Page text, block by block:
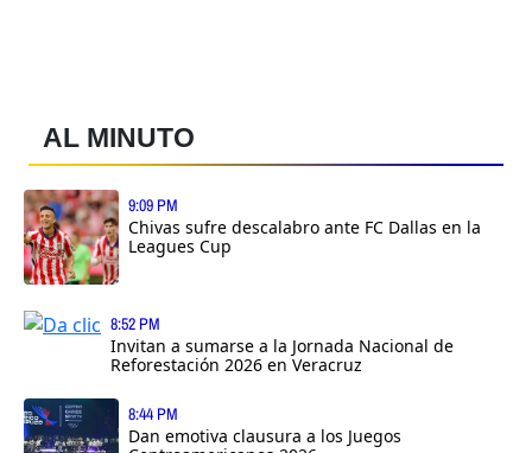
AL MINUTO
9:09 PM
Chivas sufre descalabro ante FC Dallas en la
Leagues Cup
8:52 PM
Invitan a sumarse a la Jornada Nacional de
Reforestación 2026 en Veracruz
8:44 PM
Dan emotiva clausura a los Juegos